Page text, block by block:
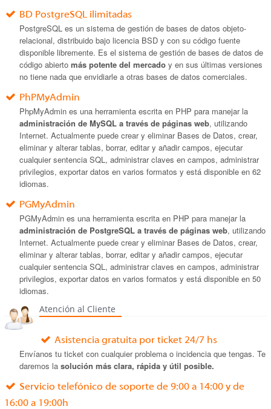
BD PostgreSQL ilimitadas
PostgreSQL es un sistema de gestión de bases de datos objeto-
relacional, distribuido bajo licencia BSD y con su código fuente
disponible libremente. Es el sistema de gestión de bases de datos de
código abierto más potente del mercado y en sus últimas versiones
no tiene nada que envidiarle a otras bases de datos comerciales.
PhPMyAdmin
PhpMyAdmin es una herramienta escrita en PHP para manejar la
administración de MySQL a través de páginas web, utilizando
Internet. Actualmente puede crear y eliminar Bases de Datos, crear,
eliminar y alterar tablas, borrar, editar y añadir campos, ejecutar
cualquier sentencia SQL, administrar claves en campos, administrar
privilegios, exportar datos en varios formatos y está disponible en 62
idiomas.
PGMyAdmin
PGMyAdmin es una herramienta escrita en PHP para manejar la
administración de PostgreSQL a través de páginas web, utilizando
Internet. Actualmente puede crear y eliminar Bases de Datos, crear,
eliminar y alterar tablas, borrar, editar y añadir campos, ejecutar
cualquier sentencia SQL, administrar claves en campos, administrar
privilegios, exportar datos en varios formatos y está disponible en 50
idiomas.
Atención al Cliente
Asistencia gratuita por ticket 24/7 hs
Envíanos tu ticket con cualquier problema o incidencia que tengas. Te
daremos la solución más clara, rápida y útil posible.
Servicio telefónico de soporte de 9:00 a 14:00 y de
16:00 a 19:00h